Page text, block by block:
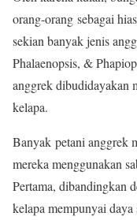
orang-orang sebagai
sekian banyak jenis
Phalaenopsis, &
anggrek dibudidayakan
kelapa.
Banyak petani anggrek
mereka menggunakan
Pertama, dibandingkan
kelapa mempunyai